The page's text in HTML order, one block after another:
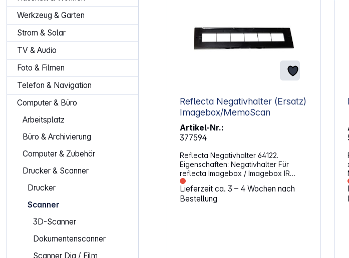
Werkzeug & Garten
Strom & Solar
TV & Audio
Foto & Filmen
Telefon & Navigation
Computer & Büro
Arbeitsplatz
Büro & Archivierung
Computer & Zubehör
Drucker & Scanner
Drucker
Scanner
3D-Scanner
Dokumentenscanner
Scanner Dia / Film
Reflecta Negativhalter (Ersatz)
Imagebox/MemoScan
Artikel-Nr.:
377594
Reflecta Negativhalter 64122.
Eigenschaften: Negativhalter Für
reflecta Imagebox / Imagebox IR
/ MemoScan
Lieferzeit ca. 3 – 4 Wochen nach
Bestellung